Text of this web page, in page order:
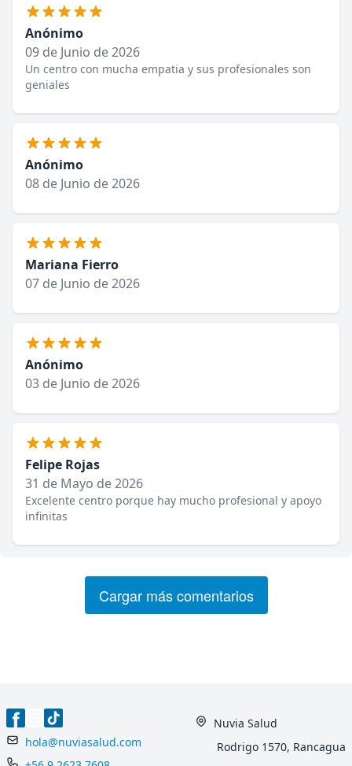
Anónimo
09 de Junio de 2026
Un centro con mucha empatia y sus profesionales son
geniales
Anónimo
08 de Junio de 2026
Mariana Fierro
07 de Junio de 2026
Anónimo
03 de Junio de 2026
Felipe Rojas
31 de Mayo de 2026
Excelente centro porque hay mucho profesional y apoyo
infinitas
Cargar más comentarios
hola@nuviasalud.com
Nuvia Salud
Rodrigo 1570, Rancagua